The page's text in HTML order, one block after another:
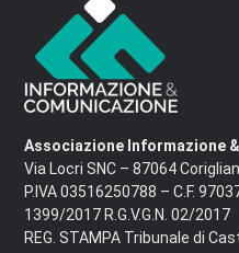
Associazione Informazione
Via Locri SNC – 87064
P.IVA 03516250788 – C.F.
1399/2017 R.G.V.G.N. 02/2017
REG. STAMPA Tribunale di